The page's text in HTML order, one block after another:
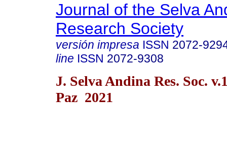
Journal of the Selva
Research Society
versión impresa ISSN 2072-
line ISSN 2072-9308
J. Selva Andina Res. Soc.
Paz 2021